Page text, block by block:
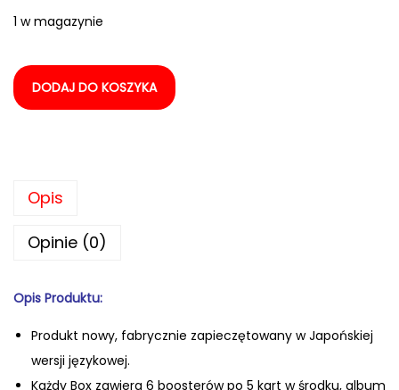
1 w magazynie
DODAJ DO KOSZYKA
Opis
Opinie (0)
Opis Produktu:
Produkt nowy, fabrycznie zapieczętowany w Japońskiej
wersji językowej.
Każdy Box zawiera 6 boosterów po 5 kart w środku, album